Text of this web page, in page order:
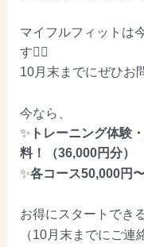
マイフルフィットは
す🏋️‍♀️
10月末までにぜひお
今なら、
✨ トレーニング体験
料！（36,000円分）
✨各コース50,000円
お得にスタートでき
（10月末までにご連